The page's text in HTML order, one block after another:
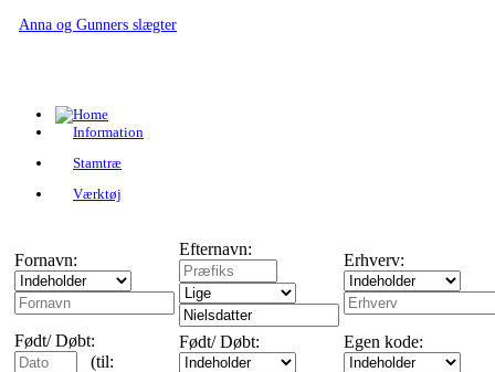
Anna og Gunners slægter
Information
Stamtræ
Værktøj
Fornavn:
Efternavn:
Erhverv:
Født/ Døbt:
(til:
Født/ Døbt: Egen kode: